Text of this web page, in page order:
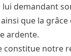
demandant
que la
ardente.
constitue notre